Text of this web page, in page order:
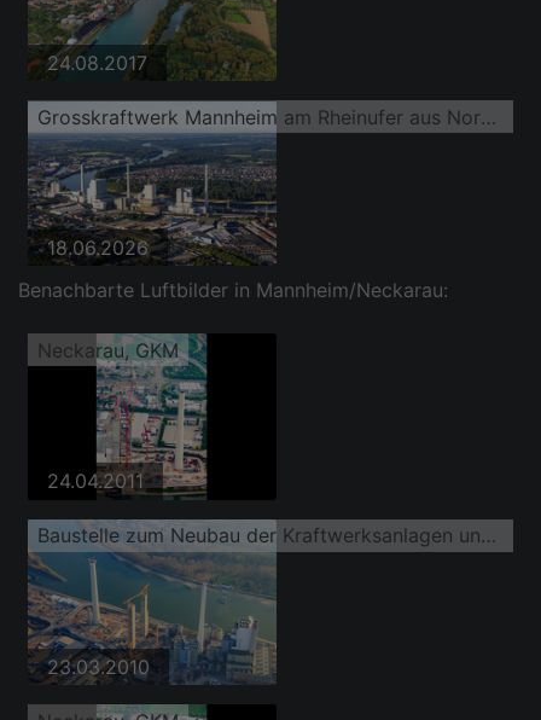
24.08.2017
Grosskraftwerk Mannheim am Rheinufer aus Norden
18.06.2026
Benachbarte Luftbilder in Mannheim/Neckarau:
Neckarau, GKM
24.04.2011
Baustelle zum Neubau der Kraftwerksanlagen und Abgas- Türme des Heizkraftwerkes GKM Block 6
23.03.2010